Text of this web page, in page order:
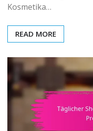
Kosmetika…
READ MORE